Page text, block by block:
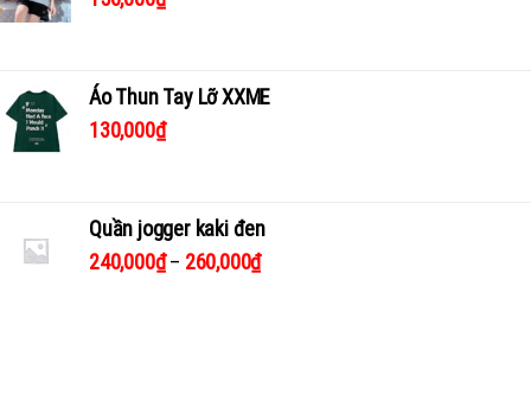
Áo Thun Tay Lỡ XXME
130,000₫
Quần jogger kaki đen
240,000₫– 260,000₫